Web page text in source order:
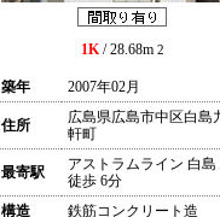
1K/ 28.68m 2
築年 2007年02月
住所
広島県広島市中区白島
軒町
最寄駅
アストラムライン 白島
徒歩 6分
構造
鉄筋コンクリート造